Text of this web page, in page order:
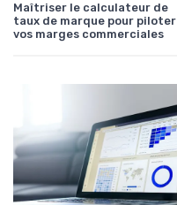
Maîtriser le calculateur de
taux de marque pour piloter
vos marges commerciales